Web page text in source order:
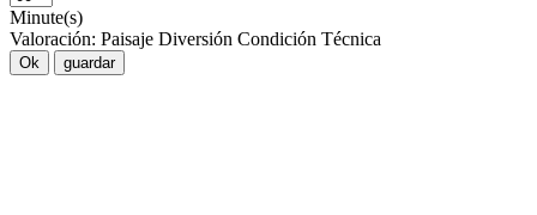
Minute(s)
Valoración: Paisaje Diversión Condición Técnica
Ok guardar